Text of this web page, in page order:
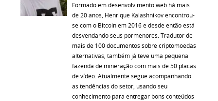
Formado em desenvolvimento web há mais
de 20 anos, Henrique Kalashnikov encontrou-
se com o Bitcoin em 2016 e desde então está
desvendando seus pormenores. Tradutor de
mais de 100 documentos sobre criptomoedas
alternativas, também já teve uma pequena
fazenda de mineração com mais de 50 placas
de vídeo. Atualmente segue acompanhando
as tendências do setor, usando seu
conhecimento para entregar bons conteúdos